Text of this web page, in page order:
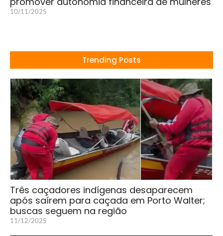
10/11/2025
Trending Posts
Três caçadores indígenas desaparecem
após saírem para caçada em Porto Walter;
buscas seguem na região
11/12/2025